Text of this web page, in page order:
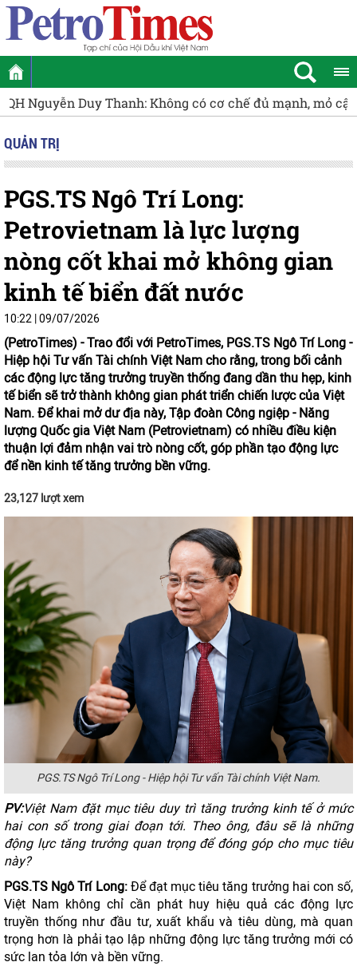
mỏ cận biên sẽ tiếp tục nằm dưới đáy biển Cần cơ chế
QUẢN TRỊ
PGS.TS Ngô Trí Long:
Petrovietnam là lực lượng
nòng cốt khai mở không gian
kinh tế biển đất nước
10:22 | 09/07/2026
(PetroTimes) -Trao đổi với PetroTimes, PGS.TS Ngô Trí Long -
Hiệp hội Tư vấn Tài chính Việt Nam cho rằng, trong bối cảnh
các động lực tăng trưởng truyền thống đang dần thu hẹp, kinh
tế biển sẽ trở thành không gian phát triển chiến lược của Việt
Nam. Để khai mở dư địa này, Tập đoàn Công ngiệp - Năng
lượng Quốc gia Việt Nam (Petrovietnam) có nhiều điều kiện
thuận lợi đảm nhận vai trò nòng cốt, góp phần tạo động lực
để nền kinh tế tăng trưởng bền vững.
23,127 lượt xem
PGS.TS Ngô Trí Long - Hiệp hội Tư vấn Tài chính Việt Nam.
PV:Việt Nam đặt mục tiêu duy trì tăng trưởng kinh tế ở mức
hai con số trong giai đoạn tới. Theo ông, đâu sẽ là những
động lực tăng trưởng quan trọng để đóng góp cho mục tiêu
này?
PGS.TS Ngô Trí Long:Để đạt mục tiêu tăng trưởng hai con số,
Việt Nam không chỉ cần phát huy hiệu quả các động lực
truyền thống như đầu tư, xuất khẩu và tiêu dùng, mà quan
trọng hơn là phải tạo lập những động lực tăng trưởng mới có
sức lan tỏa lớn và bền vững.